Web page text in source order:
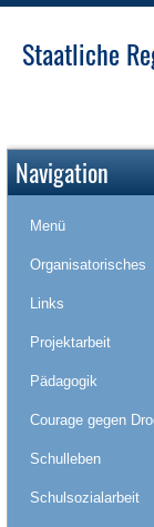
Staatliche
Navigation
Menü
Organisatorisches
Links
Projektarbeit
Pädagogik
Courage gegen
Schulleben
Schulsozialarbeit